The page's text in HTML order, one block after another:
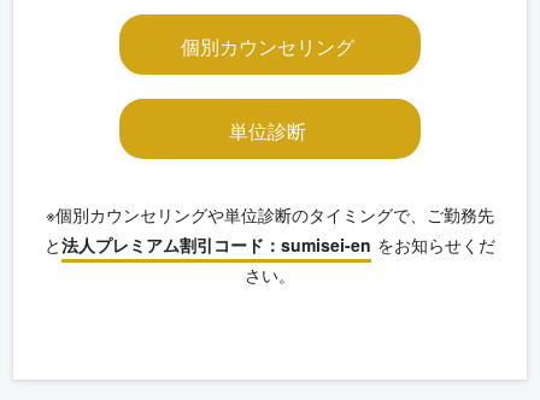
個別カウンセリング
単位診断
※個別カウンセリングや単位診断のタイミングで、ご勤務先
と法人プレミアム割引コード：sumisei-en をお知らせくだ
さい。